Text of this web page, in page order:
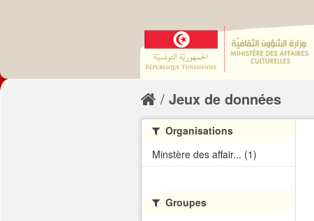
Jeux de données
Organisations
Minstère des affair... (1)
Groupes